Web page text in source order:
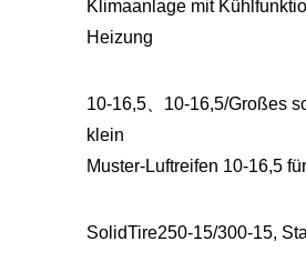
Klimaanlage mit
Heizung
10-16,5、10-16,5/Großes
klein
Muster-Luftreifen 10-16,5
SolidTire250-15/300-15,